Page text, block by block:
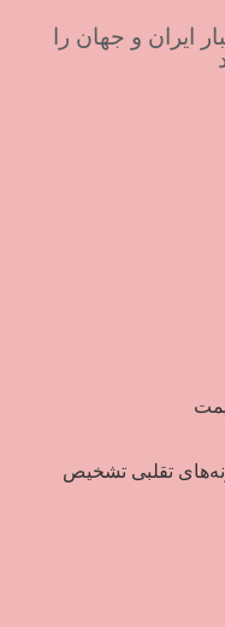
ایران و جهان را
تقلبی تشخیص